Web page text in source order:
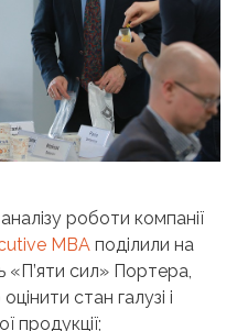
роботи компанії
MBA поділили на
сил» Портера,
стан галузі і
продукції;